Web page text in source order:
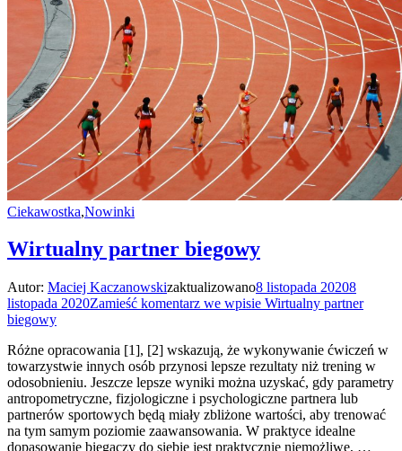
Ciekawostka,Nowinki
Wirtualny partner biegowy
Autor: Maciej Kaczanowskizaktualizowano8 listopada 20208
listopada 2020Zamieść komentarz we wpisie Wirtualny partner
biegowy
Różne opracowania [1], [2] wskazują, że wykonywanie ćwiczeń w
towarzystwie innych osób przynosi lepsze rezultaty niż trening w
odosobnieniu. Jeszcze lepsze wyniki można uzyskać, gdy parametry
antropometryczne, fizjologiczne i psychologiczne partnera lub
partnerów sportowych będą miały zbliżone wartości, aby trenować
na tym samym poziomie zaawansowania. W praktyce idealne
dopasowanie biegaczy do siebie jest praktycznie niemożliwe, …